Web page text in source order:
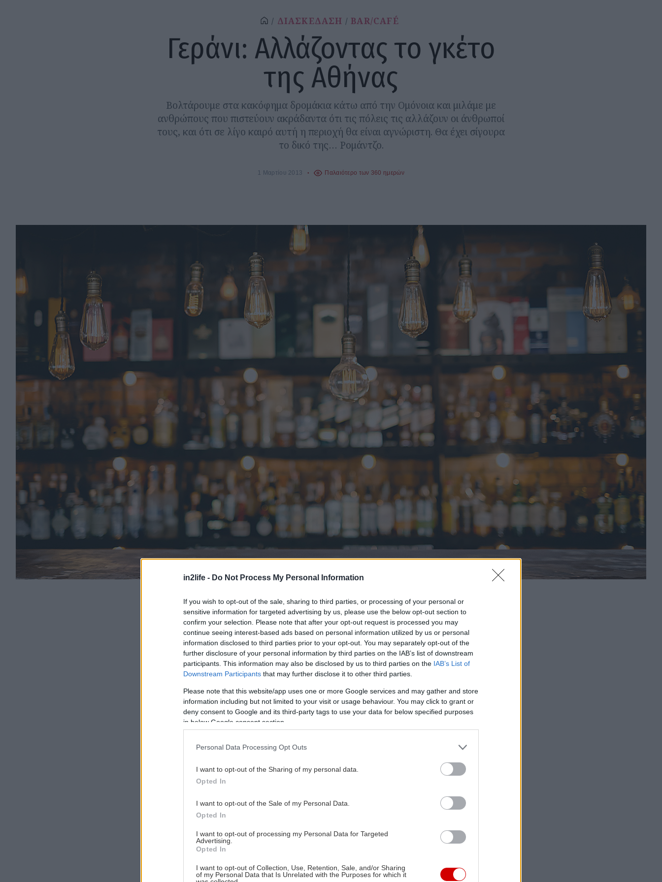
in2life - Do Not Process My Personal Information
If you wish to opt-out of the sale, sharing to third parties, or processing of your personal or
sensitive information for targeted advertising by us, please use the below opt-out section to
confirm your selection. Please note that after your opt-out request is processed you may
continue seeing interest-based ads based on personal information utilized by us or personal
information disclosed to third parties prior to your opt-out. You may separately opt-out of the
further disclosure of your personal information by third parties on the IAB’s list of downstream
participants. This information may also be disclosed by us to third parties on the IAB’s List of
Downstream Participants that may further disclose it to other third parties.
Please note that this website/app uses one or more Google services and may gather and store
information including but not limited to your visit or usage behaviour. You may click to grant or
deny consent to Google and its third-party tags to use your data for below specified purposes
in below Google consent section.
Personal Data Processing Opt Outs
I want to opt-out of the Sharing of my personal data.
Opted In
I want to opt-out of the Sale of my Personal Data.
Opted In
I want to opt-out of processing my Personal Data for Targeted
Advertising.
Opted In
I want to opt-out of Collection, Use, Retention, Sale, and/or Sharing
of my Personal Data that Is Unrelated with the Purposes for which it
ΔΙΑΣΚΕΔΑΣΗ BAR/CAFÉ
Γεράνι: Αλλάζοντας το γκέτο
της Αθήνας
Βολτάρουμε στα κακόφημα δρομάκια κάτω από την Ομόνοια και μιλάμε με
ανθρώπους που πιστεύουν ακράδαντα ότι τις πόλεις τις αλλάζουν οι άνθρωποί
τους, και ότι σε λίγο καιρό αυτή η περιοχή θα είναι αγνώριστη. Θα έχει σίγουρα
το δικό της… Ρομάντζο.
1 Μαρτίου 2013 Παλαιότερο των 360 ημερών